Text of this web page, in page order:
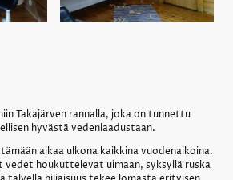
Takajärven rannalla, joka on tunnettu
hyvästä vedenlaadustaan.
aikaa ulkona kaikkina vuodenaikoina.
vedet houkuttelevat uimaan, syksyllä ruska